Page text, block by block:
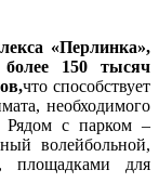
«Перлинка»,
150 тысяч
что способствует
необходимого
Рядом с парком –
волейбольной,
площадками для